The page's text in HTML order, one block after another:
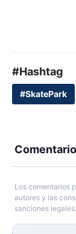
#Hashtag
#SkatePark
Los comentarios
autores y las
sanciones legales.